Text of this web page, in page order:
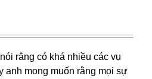
rằng có khá nhiều các vụ
anh mong muốn rằng mọi sự